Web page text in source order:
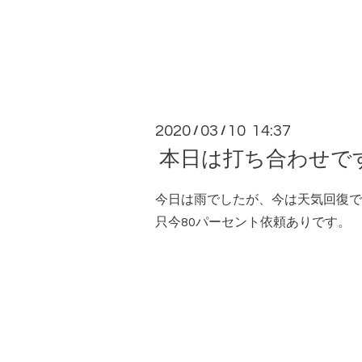
2020 / 03 / 10 14:37
本日は打ち合わせで
今日は雨でしたが、今は天気回復
只今80パーセント依頼ありです。